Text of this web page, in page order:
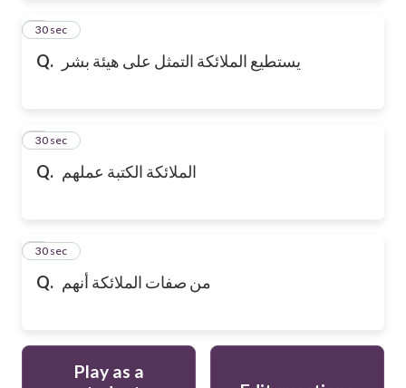
Q. يستطيع الملائكة التمثل على هيئة بشر
2
30 sec
Q. الملائكة الكتبة عملهم
3
30 sec
Q. من صفات الملائكة أنهم
4
30 sec
Play as a